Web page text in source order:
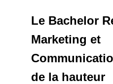
Le Bachelor
Marketing et
de la hauteur